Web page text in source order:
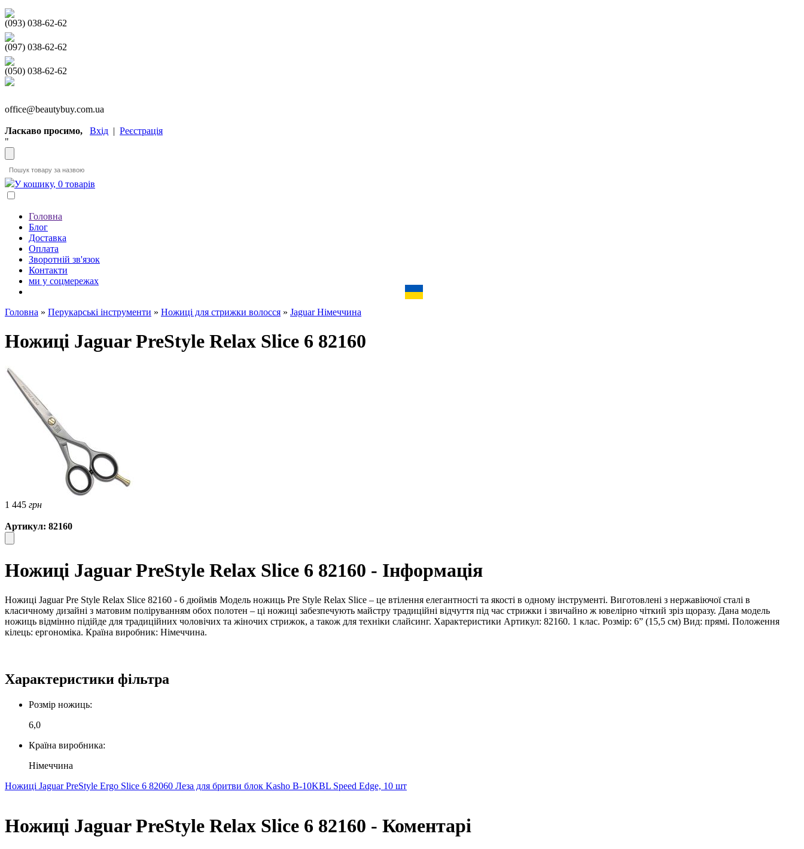
(093) 038-62-62
(097) 038-62-62
(050) 038-62-62
office@beautybuy.com.ua
Ласкаво просимо, Вхід | Реєстрація
"
У кошику, 0 товарів
Головна
Блог
Доставка
Оплата
Зворотній зв'язок
Контакти
ми у соцмережах
Головна » Перукарські інструменти » Ножиці для стрижки волосся » Jaguar Німеччина
Ножиці Jaguar PreStyle Relax Slice 6 82160
1 445 грн
Артикул: 82160
Ножиці Jaguar PreStyle Relax Slice 6 82160 - Інформація
Ножиці Jaguar Pre Style Relax Slice 82160 - 6 дюймів Модель ножиць Pre Style Relax Slice – це втілення елегантності та якості в одному інструменті. Виготовлені з нержавіючої сталі в
класичному дизайні з матовим поліруванням обох полотен – ці ножиці забезпечують майстру традиційні відчуття під час стрижки і звичайно ж ювелірно чіткий зріз щоразу. Дана модель
ножиць відмінно підійде для традиційних чоловічих та жіночих стрижок, а також для техніки слайсинг. Характеристики Артикул: 82160. 1 клас. Розмір: 6” (15,5 см) Вид: прямі. Положення
кілець: ергономіка. Країна виробник: Німеччина.
Характеристики фільтра
Розмір ножиць:
6,0
Країна виробника:
Німеччина
Ножиці Jaguar PreStyle Ergo Slice 6 82060 Леза для бритви блок Kasho B-10KBL Speed ​​Edge, 10 шт
Ножиці Jaguar PreStyle Relax Slice 6 82160 - Коментарі